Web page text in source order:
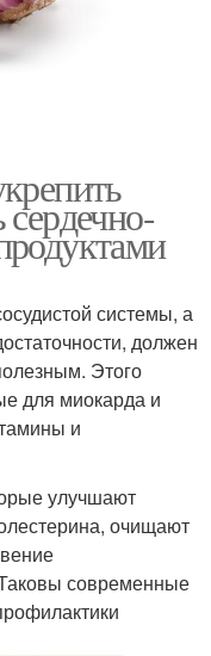
системы, а
должен
Этого
для миокарда и
и
улучшают
очищают
современные